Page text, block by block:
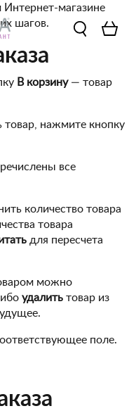
Интернет-магазине
шагов.
В корзину— товар
товар, нажмите кнопку
все
количество товара
товара
для пересчета
можно
удалить товар из
поле.